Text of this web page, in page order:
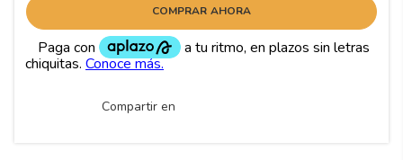
COMPRAR AHORA
Compartir en